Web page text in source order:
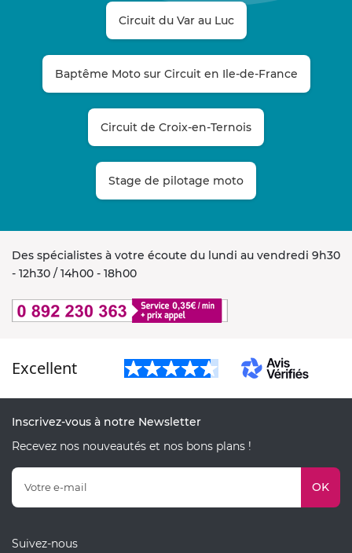
Circuit du Var au Luc
Baptême Moto sur Circuit en Ile-de-France
Circuit de Croix-en-Ternois
Stage de pilotage moto
Des spécialistes à votre écoute du lundi au vendredi 9h30
- 12h30 / 14h00 - 18h00
Excellent
Inscrivez-vous à notre Newsletter
Recevez nos nouveautés et nos bons plans !
OK
Suivez-nous